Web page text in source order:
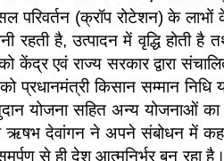
परिवर्तन (क्रॉप रोटेशन) के
रहती है, उत्पादन में वृद्धि होती है
केंद्र एवं राज्य सरकार द्वारा
प्रधानमंत्री किसान सम्मान
योजना सहित अन्य योजनाओं
ऋषभ देवांगन ने अपने संबोधन में
से ही देश आत्मनिर्भर बन रहा